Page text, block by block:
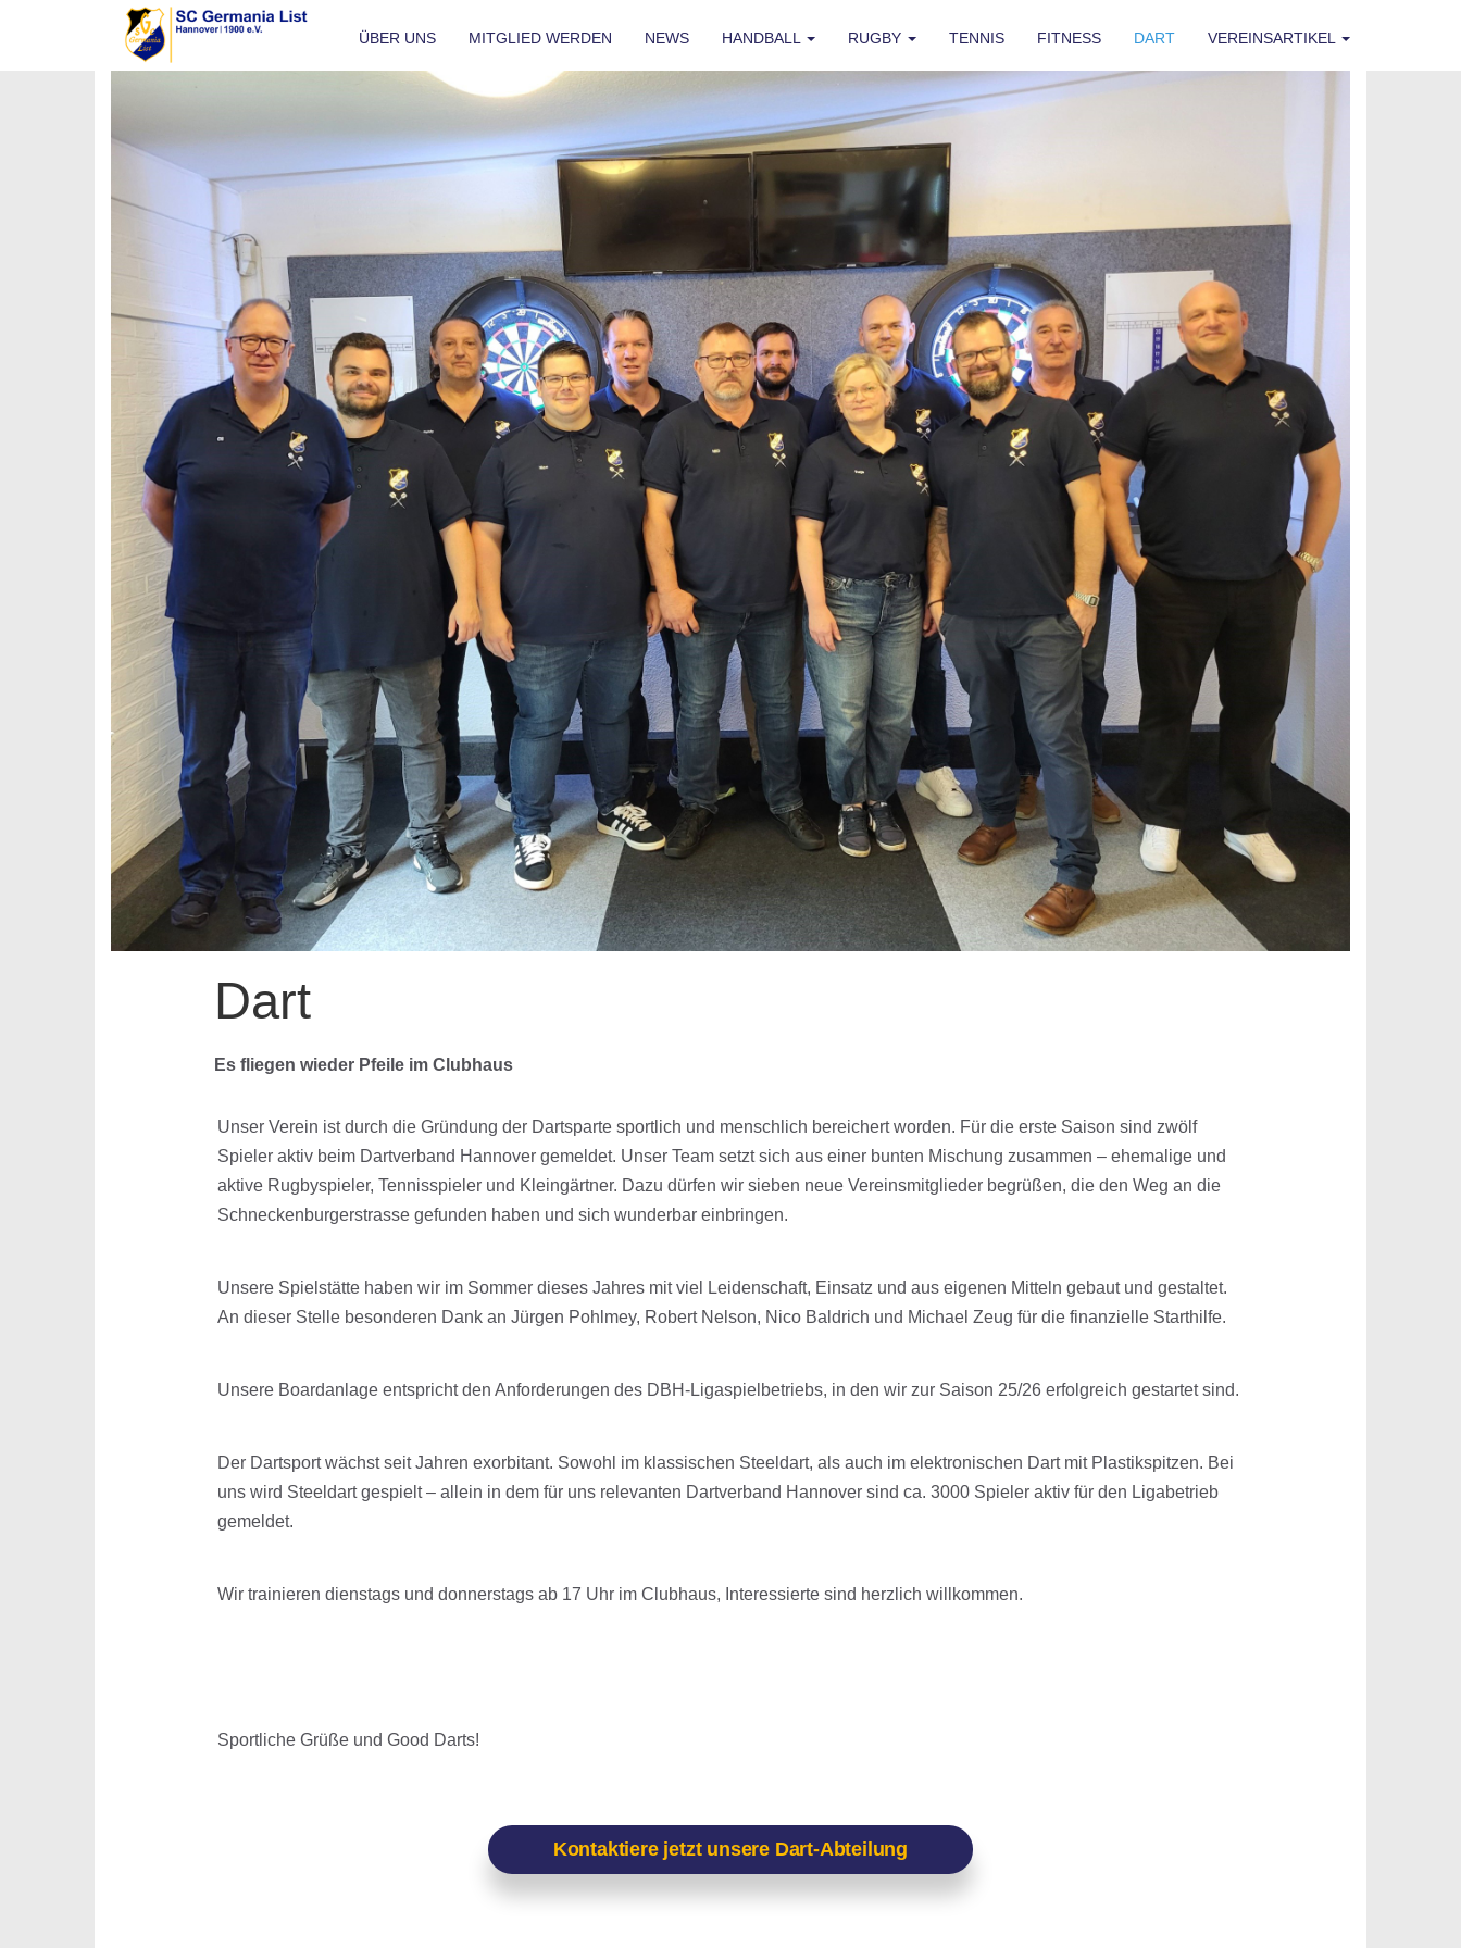
ÜBER UNS MITGLIED WERDEN NEWS HANDBALL RUGBY TENNIS FITNESS DART VEREINSARTIKEL
Dart
Es fliegen wieder Pfeile im Clubhaus
Unser Verein ist durch die Gründung der Dartsparte sportlich und menschlich bereichert worden. Für die erste Saison sind zwölf
Spieler aktiv beim Dartverband Hannover gemeldet. Unser Team setzt sich aus einer bunten Mischung zusammen – ehemalige und
aktive Rugbyspieler, Tennisspieler und Kleingärtner. Dazu dürfen wir sieben neue Vereinsmitglieder begrüßen, die den Weg an die
Schneckenburgerstrasse gefunden haben und sich wunderbar einbringen.
Unsere Spielstätte haben wir im Sommer dieses Jahres mit viel Leidenschaft, Einsatz und aus eigenen Mitteln gebaut und gestaltet.
An dieser Stelle besonderen Dank an Jürgen Pohlmey, Robert Nelson, Nico Baldrich und Michael Zeug für die finanzielle Starthilfe.
Unsere Boardanlage entspricht den Anforderungen des DBH-Ligaspielbetriebs, in den wir zur Saison 25/26 erfolgreich gestartet sind.
Der Dartsport wächst seit Jahren exorbitant. Sowohl im klassischen Steeldart, als auch im elektronischen Dart mit Plastikspitzen. Bei
uns wird Steeldart gespielt – allein in dem für uns relevanten Dartverband Hannover sind ca. 3000 Spieler aktiv für den Ligabetrieb
gemeldet.
Wir trainieren dienstags und donnerstags ab 17 Uhr im Clubhaus, Interessierte sind herzlich willkommen.
Sportliche Grüße und Good Darts!
Kontaktiere jetzt unsere Dart-Abteilung